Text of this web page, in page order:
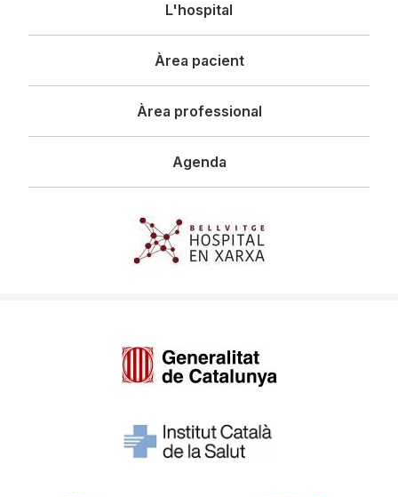
principal
L'hospital
Àrea pacient
Àrea professional
Agenda